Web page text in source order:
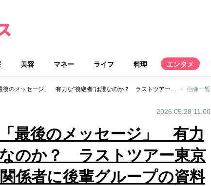
美容 マネー ライフ 料理 エンタメ
嵐、注目集まる「最後のメッセージ」 有力な“後継者”は誰なのか？ ラストツアー東京ドーム公演では関係者に後輩グループの資料を配布 画像一覧
2026.05.28 11:00
最後のメッセージ」 有力
のか？ ラストツアー東京
係者に後輩グループの資料